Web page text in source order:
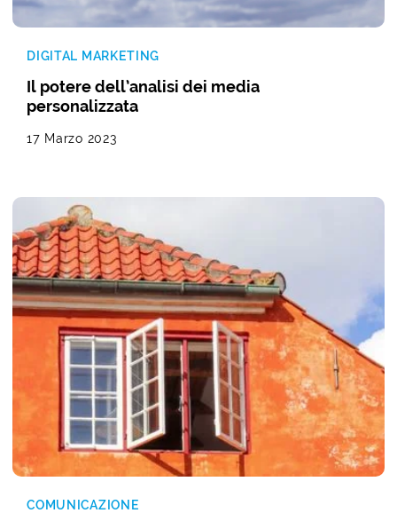
DIGITAL MARKETING
Il potere dell’analisi dei media
personalizzata
17 Marzo 2023
COMUNICAZIONE